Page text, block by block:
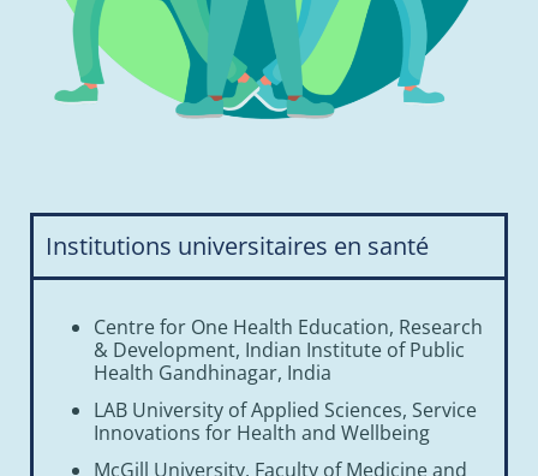
Institutions universitaires en santé
Centre for One Health Education, Research
& Development, Indian Institute of Public
Health Gandhinagar, India
LAB University of Applied Sciences, Service
Innovations for Health and Wellbeing
McGill University, Faculty of Medicine and